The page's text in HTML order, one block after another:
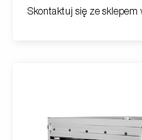
Skontaktuj się ze sklepem